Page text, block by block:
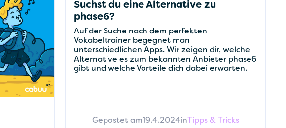
Suchst du eine Alternative zu
phase6?
Auf der Suche nach dem perfekten
Vokabeltrainer begegnet man
unterschiedlichen Apps. Wir zeigen dir, welche
Alternative es zum bekannten Anbieter phase6
gibt und welche Vorteile dich dabei erwarten.
Gepostet am19.4.2024inTipps & Tricks